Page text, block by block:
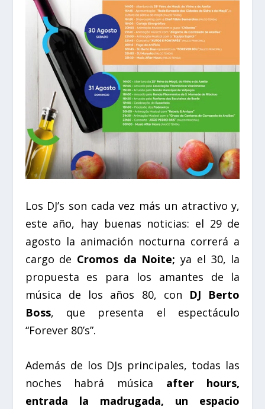
Los DJ’s son cada vez más un atractivo y,
este año, hay buenas noticias: el 29 de
agosto la animación nocturna correrá a
cargo de Cromos da Noite; ya el 30, la
propuesta es para los amantes de la
música de los años 80, con DJ Berto
Boss, que presenta el espectáculo
“Forever 80’s”.
Además de los DJs principales, todas las
noches habrá música after hours,
entrada la madrugada, un espacio